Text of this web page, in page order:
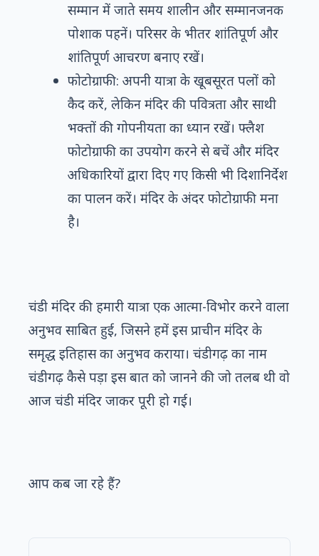
सम्मान में जाते समय शालीन और सम्मानजनक
पोशाक पहनें। परिसर के भीतर शांतिपूर्ण और
शांतिपूर्ण आचरण बनाए रखें।
फोटोग्राफी: अपनी यात्रा के खूबसूरत पलों को
कैद करें, लेकिन मंदिर की पवित्रता और साथी
भक्तों की गोपनीयता का ध्यान रखें। फ्लैश
फोटोग्राफी का उपयोग करने से बचें और मंदिर
अधिकारियों द्वारा दिए गए किसी भी दिशानिर्देश
का पालन करें। मंदिर के अंदर फोटोग्राफी मना
है।
चंडी मंदिर की हमारी यात्रा एक आत्मा-विभोर करने वाला
अनुभव साबित हुई, जिसने हमें इस प्राचीन मंदिर के
समृद्ध इतिहास का अनुभव कराया। चंडीगढ़ का नाम
चंडीगढ़ कैसे पड़ा इस बात को जानने की जो तलब थी वो
आज चंडी मंदिर जाकर पूरी हो गई।
आप कब जा रहे हैं?